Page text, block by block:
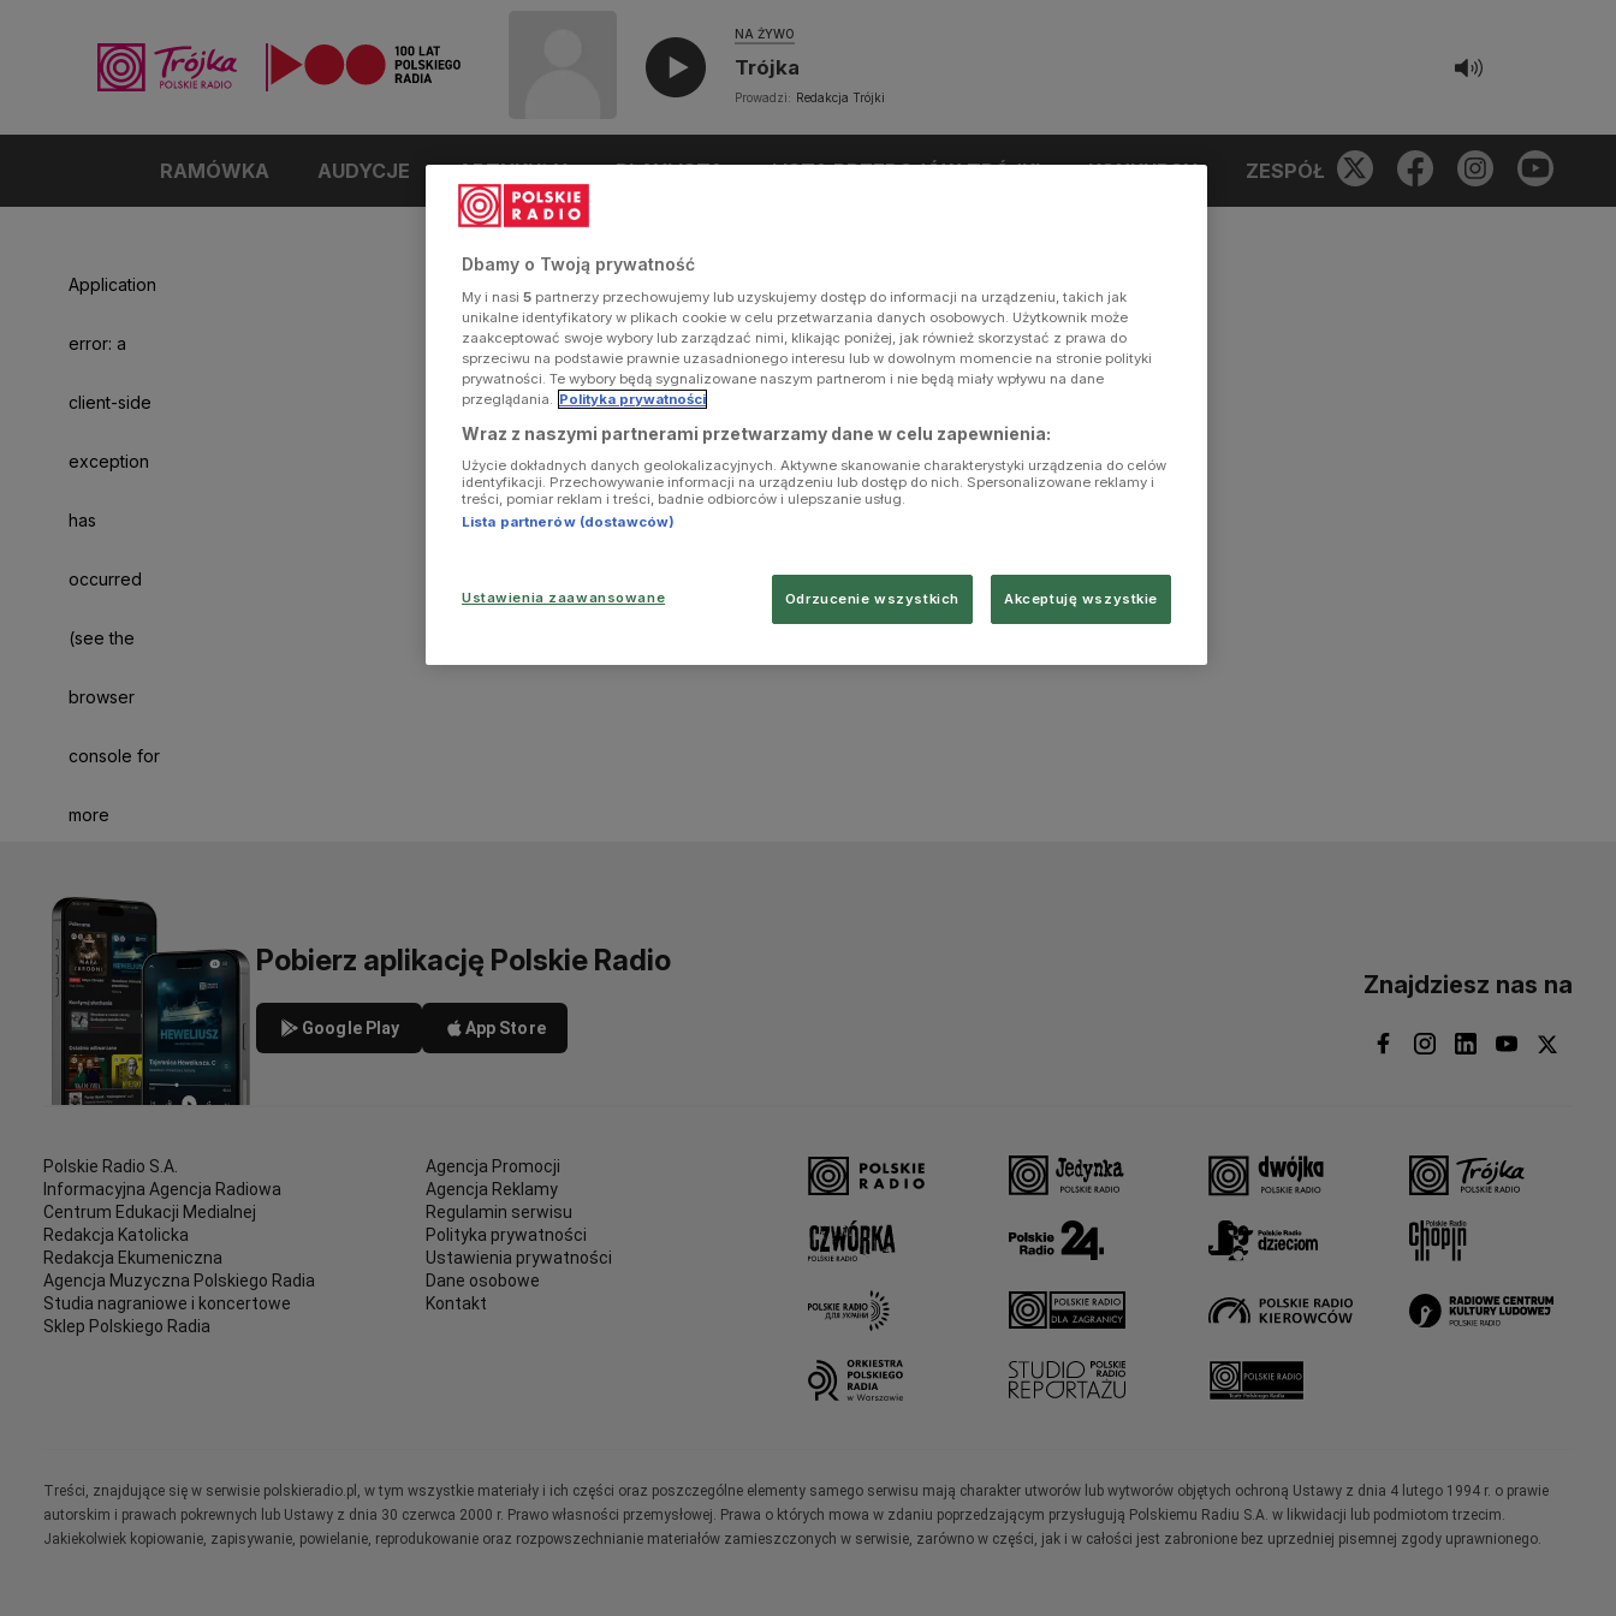
NA ŻYWO
Trójka
Prowadzi: Redakcja Trójki
RAMÓWKA AUDYCJE ARTYKUŁY PLAYLISTA LISTA PRZEBOJÓW TRÓJKI KONKURSY ZESPÓŁ
Application
error: a
client-side
exception
has
occurred
(see the
browser
console for
more
Pobierz aplikację Polskie Radio
Google Play App Store
Znajdziesz nas na
Polskie Radio S.A.
Informacyjna Agencja Radiowa
Centrum Edukacji Medialnej
Redakcja Katolicka
Redakcja Ekumeniczna
Agencja Muzyczna Polskiego Radia
Studia nagraniowe i koncertowe
Sklep Polskiego Radia
Agencja Promocji
Agencja Reklamy
Regulamin serwisu
Polityka prywatności
Ustawienia prywatności
Dane osobowe
Kontakt
Treści, znajdujące się w serwisie polskieradio.pl, w tym wszystkie materiały i ich części oraz poszczególne elementy samego serwisu mają charakter utworów lub wytworów objętych ochroną Ustawy z dnia 4 lutego 1994 r. o prawie
autorskim i prawach pokrewnych lub Ustawy z dnia 30 czerwca 2000 r. Prawo własności przemysłowej. Prawa o których mowa w zdaniu poprzedzającym przysługują Polskiemu Radiu S.A. w likwidacji lub podmiotom trzecim.
Jakiekolwiek kopiowanie, zapisywanie, powielanie, reprodukowanie oraz rozpowszechnianie materiałów zamieszczonych w serwisie, zarówno w części, jak i w całości jest zabronione bez uprzedniej pisemnej zgody uprawnionego.
Dbamy o Twoją prywatność
My i nasi 5 partnerzy przechowujemy lub uzyskujemy dostęp do informacji na urządzeniu, takich jak
unikalne identyfikatory w plikach cookie w celu przetwarzania danych osobowych. Użytkownik może
zaakceptować swoje wybory lub zarządzać nimi, klikając poniżej, jak również skorzystać z prawa do
sprzeciwu na podstawie prawnie uzasadnionego interesu lub w dowolnym momencie na stronie polityki
prywatności. Te wybory będą sygnalizowane naszym partnerom i nie będą miały wpływu na dane
przeglądania. Polityka prywatności
Wraz z naszymi partnerami przetwarzamy dane w celu zapewnienia:
Użycie dokładnych danych geolokalizacyjnych. Aktywne skanowanie charakterystyki urządzenia do celów
identyfikacji. Przechowywanie informacji na urządzeniu lub dostęp do nich. Spersonalizowane reklamy i
treści, pomiar reklam i treści, badnie odbiorców i ulepszanie usług.
Lista partnerów (dostawców)
Ustawienia zaawansowane Odrzucenie wszystkich Akceptuję wszystkie